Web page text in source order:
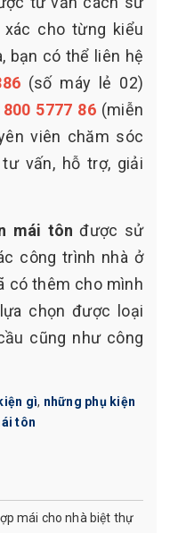
cho từng kiểu
bạn có thể liên hệ
(số máy lẻ 02)
5777 86 (miễn
viên chăm sóc
vấn, hỗ trợ, giải
mái tôn được sử
công trình nhà ở
có thêm cho mình
chọn được loại
cũng như công
gì, những phụ kiện
tôn
mái cho nhà biệt thự